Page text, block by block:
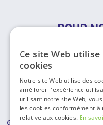
POUR
© COPYRIGHT 2026
Ce site Web utilise
cookies
Notre site Web utilise des
améliorer l'expérience
utilisant notre site Web,
les cookies conformément à
relative aux cookies. En